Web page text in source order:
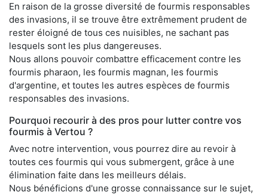
En raison de la grosse diversité de fourmis responsables
des invasions, il se trouve être extrêmement prudent de
rester éloigné de tous ces nuisibles, ne sachant pas
lesquels sont les plus dangereuses.
Nous allons pouvoir combattre efficacement contre les
fourmis pharaon, les fourmis magnan, les fourmis
d'argentine, et toutes les autres espèces de fourmis
responsables des invasions.
Pourquoi recourir à des pros pour lutter contre vos
fourmis à Vertou ?
Avec notre intervention, vous pourrez dire au revoir à
toutes ces fourmis qui vous submergent, grâce à une
élimination faite dans les meilleurs délais.
Nous bénéficions d'une grosse connaissance sur le sujet,